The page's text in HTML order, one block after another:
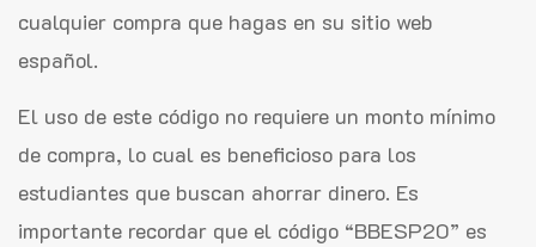
cualquier compra que hagas en su sitio web
español.
El uso de este código no requiere un monto mínimo
de compra, lo cual es beneficioso para los
estudiantes que buscan ahorrar dinero. Es
importante recordar que el código “BBESP20” es